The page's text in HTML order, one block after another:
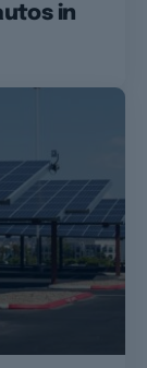
in